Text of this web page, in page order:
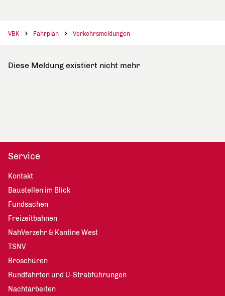
VBK Fahrplan Verkehrsmeldungen
Diese Meldung existiert nicht mehr
Service
Kontakt
Baustellen im Blick
Fundsachen
Freizeitbahnen
NahVerzehr & Kantine West
TSNV
Broschüren
Rundfahrten und U-Strabführungen
Nachtarbeiten